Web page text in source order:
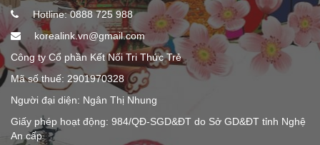
Hotline: 0888 725 988
korealink.vn@gmail.com
Công ty Cổ phần Kết Nối Tri Thức Trẻ
Mã số thuế: 2901970328
Người đại diện: Ngân Thị Nhung
Giấy phép hoạt động: 984/QĐ-SGD&ĐT do Sở GD&ĐT tỉnh Nghệ
An cấp